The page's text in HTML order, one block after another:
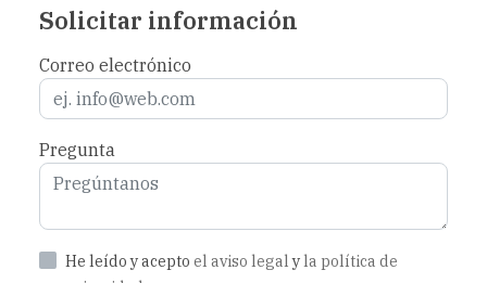
Solicitar información
Correo electrónico
Pregunta
He leído y acepto el aviso legalyla política de